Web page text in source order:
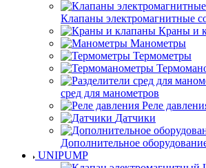
Клапаны электромагнитные
Краны и
Манометры
Термометры
сред для манометров
Реле
Датчики
Дополнительное
UNIPUMP